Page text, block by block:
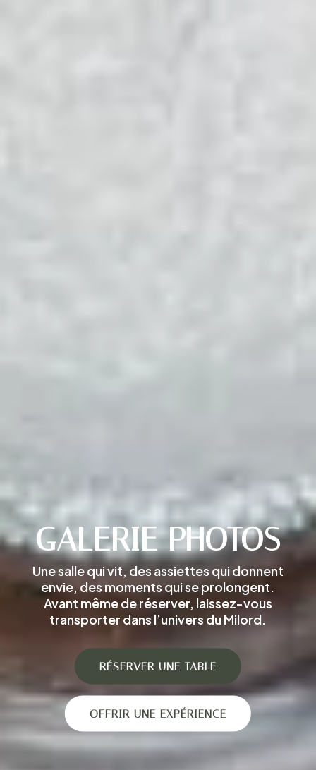
GALERIE PHOTOS
Une salle qui vit, des assiettes qui donnent
envie, des moments qui se prolongent.
Avant même de réserver, laissez-vous
transporter dans l’univers du Milord.
RÉSERVER UNE TABLE
OFFRIR UNE EXPÉRIENCE